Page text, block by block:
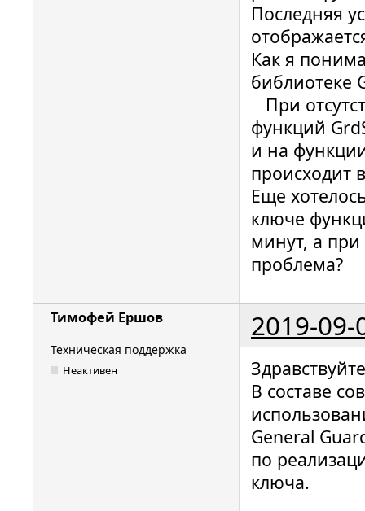
==
(GrdLogin(hHandle) ==
        {
keyOk
        // Возникли ошибки при подключению
к ключу
        } else {
    } else {
        // Ключ присутствует и уже был
        keyOk = true;
    }
    if(keyOk)
    {
        // Вызов внутренних функций ключа
Последняя
Как я
библиотеке
При
функций
и на
происходит
Еще
ключе
минут, а при
проблема?
Тимофей Ершов 2019-09-
Техническая поддержка
Неактивен
В составе
General
по
ключа.